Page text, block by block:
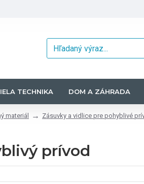
TECHNIKA DOM A ZÁHRADA
materiál Zásuvky a vidlice pre pohyblivé
prívod